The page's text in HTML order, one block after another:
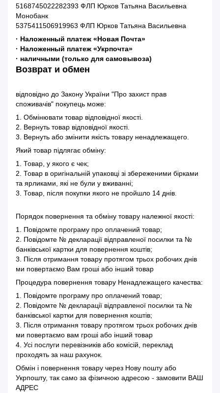
5168745022282393 ФЛП Юрков Татьяна Васильевна
Монобанк
5375411506919963 ФЛП Юрков Татьяна Васильевна
· Наложенный платеж «Новая Почта»
· Наложенный платеж «Укрпочта»
· наличными (только для самовывоза)
Возврат и обмен
відповідно до Закону України "Про захист прав
споживачів" покупець може:
1. Обмінювати товар відповідної якості.
2. Вернуть товар відповідної якості.
3. Вернуть або змінити якість товару ненадлежащего.
Який товар підлягає обміну:
1. Товар, у якого є чек;
2. Товар в оригінальній упаковці зі збереженими бірками
та ярликами, які не були у вживанні;
3. Товар, після покупки якого не пройшло 14 днів.
Порядок повернення та обміну товару належної якості:
1. Повідомте програму про оплачений товар;
2. Повідомте № декларації відправленої посилки та №
банківської картки для повернення коштів;
3. Після отримання товару протягом трьох робочих днів
ми повертаємо Вам гроші або інший товар
Процедура повернення товару Ненадлежащего качества:
1. Повідомте програму про оплачений товар;
2. Повідомте № декларації відправленої посилки та №
банківської картки для повернення коштів;
3. Після отримання товару протягом трьох робочих днів
ми повертаємо вам гроші або інший товар
4. Усі послуги перевізників або комісій, переклад
проходять за наш рахунок.
Обмін і повернення товару через Нову пошту або
Укрпошту, так само за фізичною адресою - замовити ВАШ
АДРЕС